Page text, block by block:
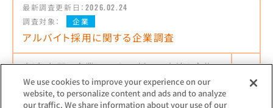
最新調査更新日： 2026.02.24
調査対象：
企業
アルバイト採用に関する企業調査
直近1年間の企業アルバイト採用の実績や今後の
採用見通しなどを把握できる調査レポート
【主な項目】
We use cookies to improve your experience on our
website, to personalize content and ads and to analyze
our traffic. We share information about your use of our